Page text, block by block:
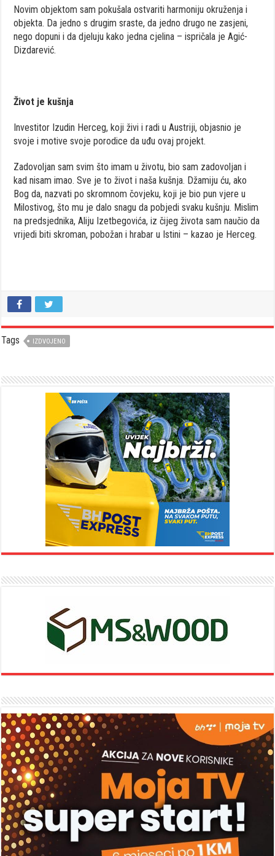
Novim objektom sam pokušala ostvariti harmoniju okruženja i
objekta. Da jedno s drugim sraste, da jedno drugo ne zasjeni,
nego dopuni i da djeluju kako jedna cjelina – ispričala je Agić-
Dizdarević.
Život je kušnja
Investitor Izudin Herceg, koji živi i radi u Austriji, objasnio je
svoje i motive svoje porodice da uđu ovaj projekt.
Zadovoljan sam svim što imam u životu, bio sam zadovoljan i
kad nisam imao. Sve je to život i naša kušnja. Džamiju ću, ako
Bog da, nazvati po skromnom čovjeku, koji je bio pun vjere u
Milostivog, što mu je dalo snagu da pobjedi svaku kušnju. Mislim
na predsjednika, Aliju Izetbegovića, iz čijeg života sam naučio da
vrijedi biti skroman, pobožan i hrabar u Istini – kazao je Herceg.
Tags IZDVOJENO